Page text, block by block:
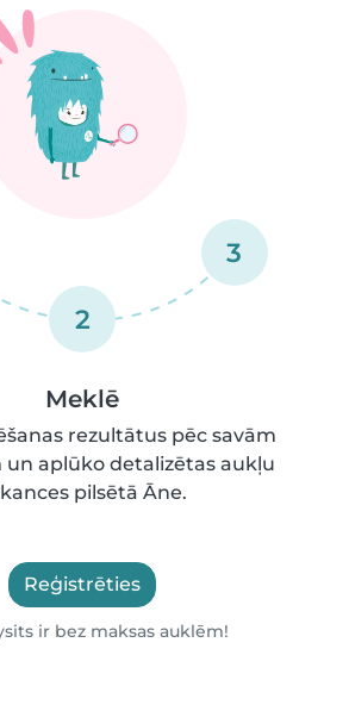
2
3
Meklē
rezultātus pēc savām
un aplūko detalizētas aukļu
pilsētā Āne.
Reģistrēties
ir bez maksas auklēm!